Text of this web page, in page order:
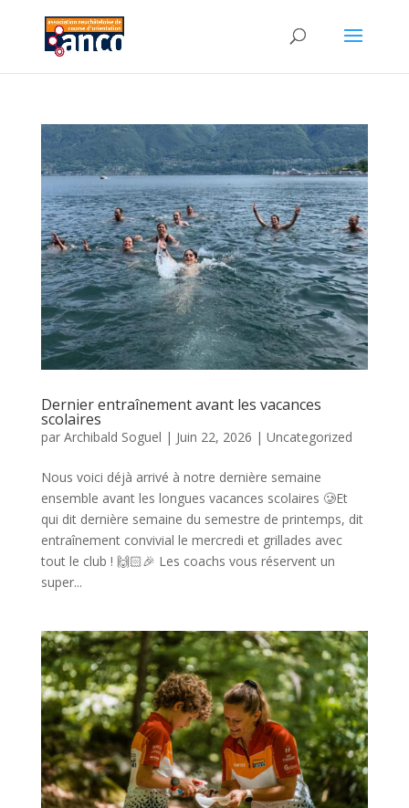
Dernier entraînement avant les vacances
scolaires
par Archibald Soguel | Juin 22, 2026 | Uncategorized
Nous voici déjà arrivé à notre dernière semaine
ensemble avant les longues vacances scolaires 🥲Et
qui dit dernière semaine du semestre de printemps, dit
entraînement convivial le mercredi et grillades avec
tout le club ! 🙌🏻🎉 Les coachs vous réservent un
super...